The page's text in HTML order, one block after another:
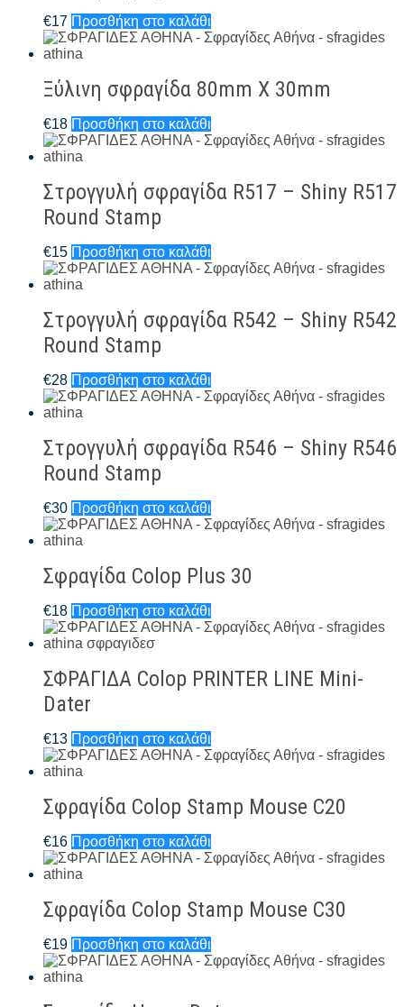
€17 Προσθήκη στο καλάθι
Ξύλινη σφραγίδα 80mm X 30mm
€18 Προσθήκη στο καλάθι
Στρογγυλή σφραγίδα R517 – Shiny R517
Round Stamp
€15 Προσθήκη στο καλάθι
Στρογγυλή σφραγίδα R542 – Shiny R542
Round Stamp
€28 Προσθήκη στο καλάθι
Στρογγυλή σφραγίδα R546 – Shiny R546
Round Stamp
€30 Προσθήκη στο καλάθι
Σφραγίδα Colop Plus 30
€18 Προσθήκη στο καλάθι
ΣΦΡΑΓΙΔΑ Colop PRINTER LINE Mini-
Dater
€13 Προσθήκη στο καλάθι
Σφραγίδα Colop Stamp Mouse C20
€16 Προσθήκη στο καλάθι
Σφραγίδα Colop Stamp Mouse C30
€19 Προσθήκη στο καλάθι